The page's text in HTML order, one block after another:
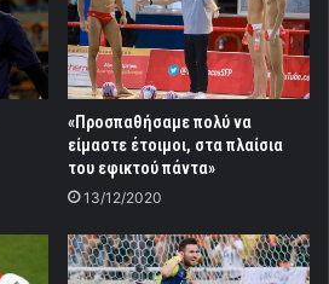
«Προσπαθήσαμε πολύ να
είμαστε έτοιμοι, στα πλαίσια
του εφικτού πάντα»
13/12/2020